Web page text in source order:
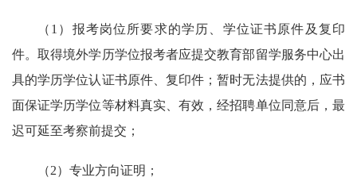
（1）报考岗位所要求的学历、学位证书原件及复印
件。取得境外学历学位报考者应提交教育部留学服务中心出
具的学历学位认证书原件、复印件；暂时无法提供的，应书
面保证学历学位等材料真实、有效，经招聘单位同意后，最
迟可延至考察前提交；
（2）专业方向证明；